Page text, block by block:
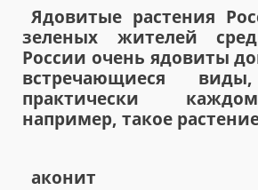
Ядовитые растения
зеленых жителей
России очень ядовиты
встречающиеся
практически
например, такое
аконит